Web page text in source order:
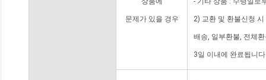
문제가 있을 경우 2) 교환 및 환불신청
배송, 일부환불, 전체
3일 이내에 완료됩니